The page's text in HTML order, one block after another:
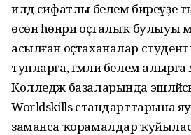
илдә сифатлы белем биреүҙе
өсөн һөнәри оҫталыҡ булыуы
асылған оҫтаханалар
тупларға, ғәмәли белем алырға
Колледж базаларында
Worldskills стандарттарына
заманса ҡорамалдар